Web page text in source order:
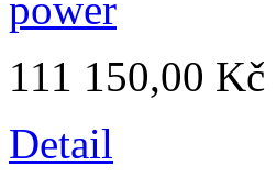
111 150,00 Kč
Detail